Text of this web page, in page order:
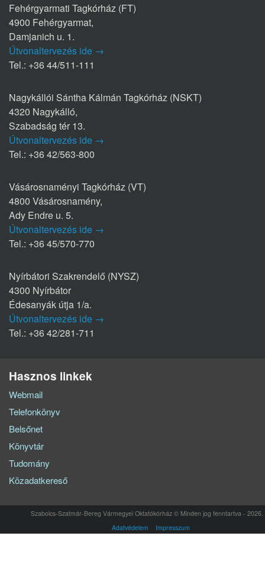
Fehérgyarmati Tagkórház (FT)
4900 Fehérgyarmat,
Damjanich u. 1.
Útvonaltervezés ide →
Tel.: +36 44/511-111
Nagykállói Sántha Kálmán Tagkórház (NSKT)
4320 Nagykálló,
Szabadság tér 13.
Útvonaltervezés ide →
Tel.: +36 42/563-800
Vásárosnaményi Tagkórház (VT)
4800 Vásárosnamény,
Ady Endre u. 5.
Útvonaltervezés ide →
Tel.: +36 45/570-770
Nyírbátori Szakrendelő (NYSZ)
4300 Nyírbátor
Édesanyák útja 1/a.
Útvonaltervezés ide →
Tel.: +36 42/281-711
Hasznos linkek
Webmail
Telefonkönyv
Belsőnet
Könyvtár
Tudomány
Közadatkereső
Szabolcs-Szatmár-Bereg Vármegyei Oktatókórház © Minden jog fenntartva - 2026.
Adatvédelem
Impresszum